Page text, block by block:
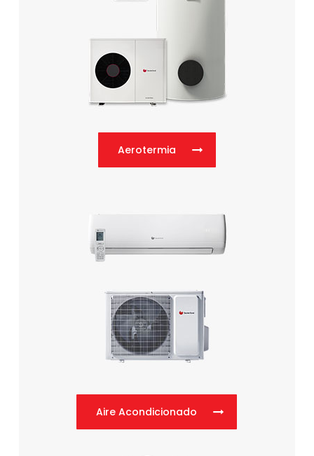
Aerotermia
Aire Acondicionado